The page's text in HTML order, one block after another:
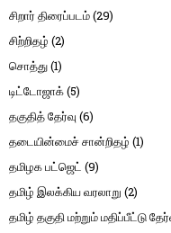
சிறார் திரைப்படம்(29)
சிற்றிதழ் (2)
சொத்து(1)
டிட்டோஜாக்(5)
தகுதித் தேர்வு (6)
தடையின்மைச் சான்றிதழ் (1)
தமிழக பட்ஜெட் (9)
தமிழ் இலக்கிய வரலாறு (2)
தமிழ் தகுதி மற்றும் மதிப்பீட்டு